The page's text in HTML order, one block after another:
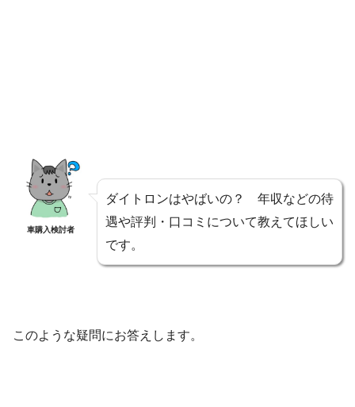
車購入検討者
ダイトロンはやばいの？ 年収などの待
遇や評判・口コミについて教えてほしい
です。
このような疑問にお答えします。